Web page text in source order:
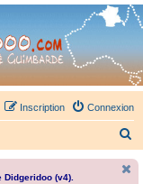
la communauté.
Connexion
Inscription
Didgeridoo (v4).